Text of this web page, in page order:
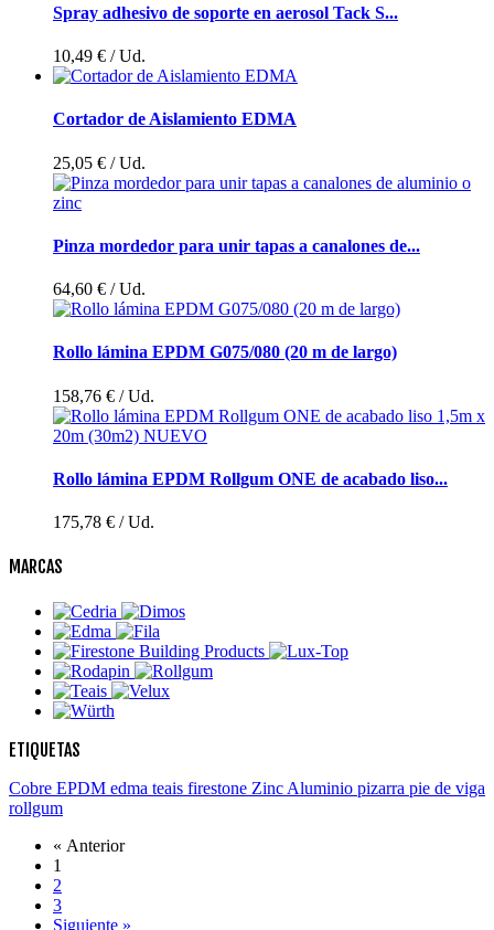
Spray adhesivo de soporte en aerosol Tack S...
10,49 € / Ud.
Cortador de Aislamiento EDMA
25,05 € / Ud.
Pinza mordedor para unir tapas a canalones de...
64,60 € / Ud.
Rollo lámina EPDM G075/080 (20 m de largo)
158,76 € / Ud.
Rollo lámina EPDM Rollgum ONE de acabado liso...
175,78 € / Ud.
MARCAS
ETIQUETAS
Cobre EPDM edma teais firestone Zinc Aluminio pizarra pie de viga
rollgum
« Anterior
1
2
3
Siguiente »